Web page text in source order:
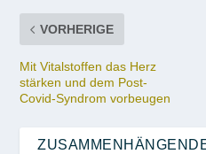
VORHERIGE
Mit Vitalstoffen das Herz
stärken und dem Post-
Covid-Syndrom vorbeugen